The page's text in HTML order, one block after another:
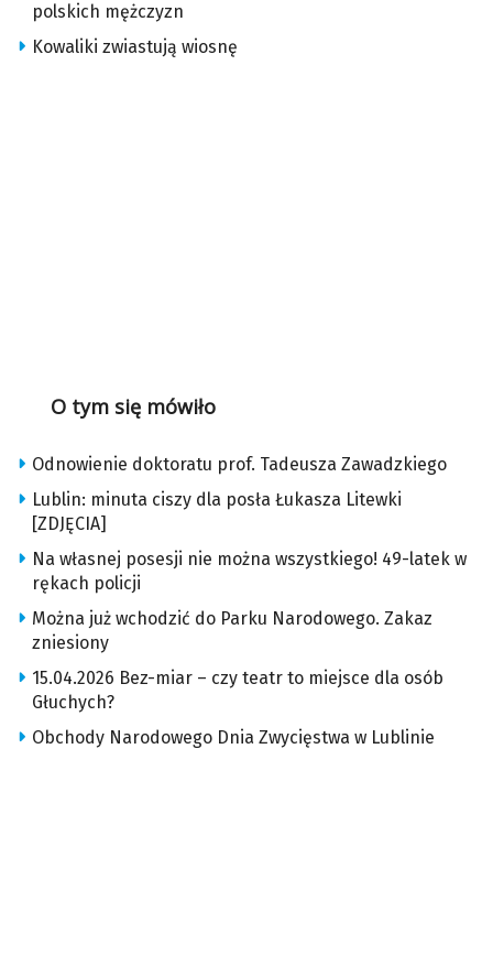
polskich mężczyzn
Kowaliki zwiastują wiosnę
O tym się mówiło
Odnowienie doktoratu prof. Tadeusza Zawadzkiego
Lublin: minuta ciszy dla posła Łukasza Litewki
[ZDJĘCIA]
Na własnej posesji nie można wszystkiego! 49-latek w
rękach policji
Można już wchodzić do Parku Narodowego. Zakaz
zniesiony
15.04.2026 Bez-miar – czy teatr to miejsce dla osób
Głuchych?
Obchody Narodowego Dnia Zwycięstwa w Lublinie